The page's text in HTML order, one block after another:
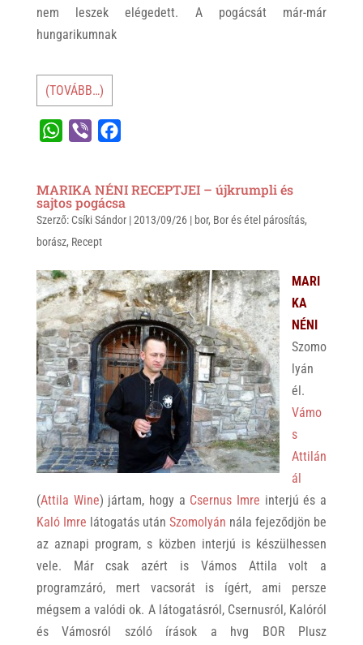
nem leszek elégedett. A pogácsát már-már
hungarikumnak
(TOVÁBB…)
t
s
A
p
p
e
r
e
b
o
k
MARIKA NÉNI RECEPTJEI – újkrumpli és
sajtos pogácsa
Szerző: Csíki Sándor|2013/09/26| bor, Bor és étel párosítás,
borász, Recept
MARI
KA
NÉNI
Szomo
lyán
él.
Vámo
s
Attilán
ál
(Attila Wine) jártam, hogy a Csernus Imre interjú és a
Kaló Imre látogatás utánSzomolyán nála fejeződjön be
az aznapi program, s közben interjú is készülhessen
vele. Már csak azért is Vámos Attila volt a
programzáró, mert vacsorát is ígért, ami persze
mégsem a valódi ok. A látogatásról, Csernusról, Kalóról
és Vámosról szóló írások a hvg BOR Plusz